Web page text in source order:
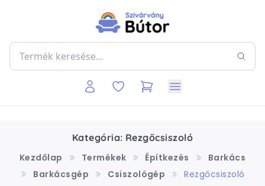
Kategória: Rezgőcsiszoló
Kezdőlap
Termékek Építkezés
Barkács
Barkácsgép
Csiszológép Rezgőcsiszoló